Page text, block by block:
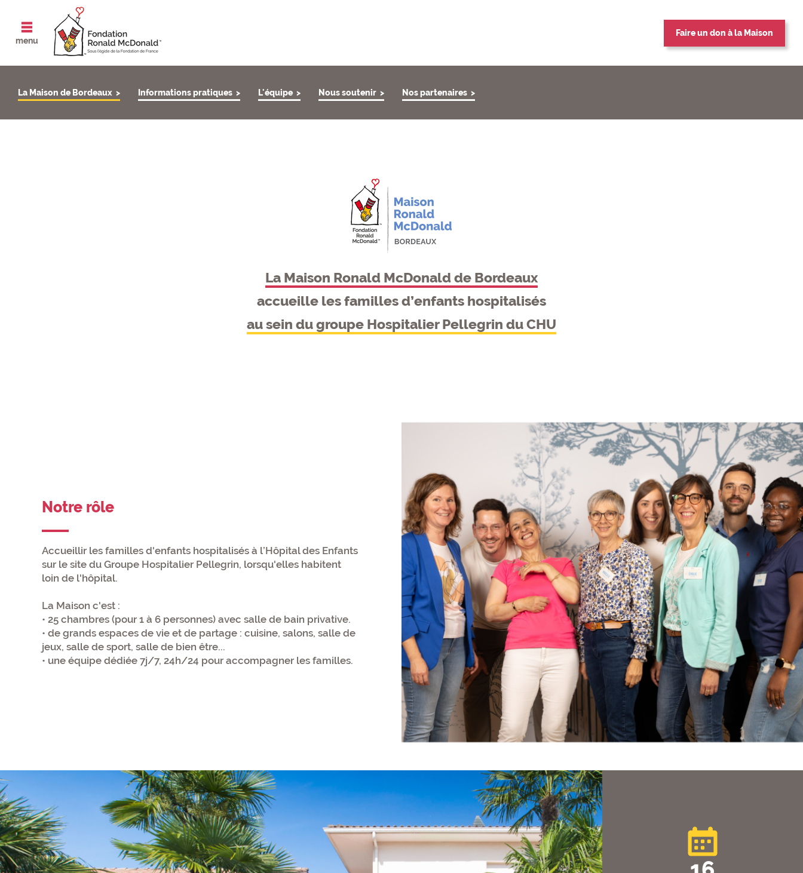
ouvrir le
menu
Faire un don à la Maison
La Maison de Bordeaux Informations pratiques L'équipe Nous soutenir Nos partenaires
La Maison Ronald McDonald de Bordeaux
accueille les familles d’enfants hospitalisés
au sein du groupe Hospitalier Pellegrin du CHU
Notre rôle
Accueillir les familles d'enfants hospitalisés à l’Hôpital des Enfants
sur le site du Groupe Hospitalier Pellegrin, lorsqu'elles habitent
loin de l'hôpital.
La Maison c'est :
• 25 chambres (pour 1 à 6 personnes) avec salle de bain privative.
• de grands espaces de vie et de partage : cuisine, salons, salle de
jeux, salle de sport, salle de bien être...
• une équipe dédiée 7j/7, 24h/24 pour accompagner les familles.
Chiffres clés